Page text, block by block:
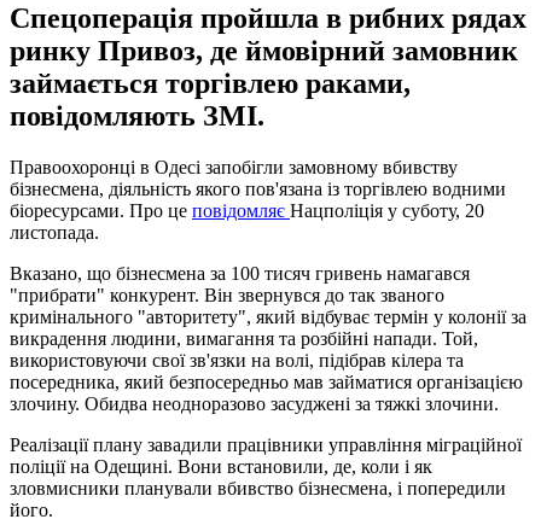
Спецоперація пройшла в рибних рядах
ринку Привоз, де ймовірний замовник
займається торгівлею раками,
повідомляють ЗМІ.
Правоохоронці в Одесі запобігли замовному вбивству
бізнесмена, діяльність якого пов'язана із торгівлею водними
біоресурсами. Про це повідомляє Нацполіція у суботу, 20
листопада.
Вказано, що бізнесмена за 100 тисяч гривень намагався
"прибрати" конкурент. Він звернувся до так званого
кримінального "авторитету", який відбуває термін у колонії за
викрадення людини, вимагання та розбійні напади. Той,
використовуючи свої зв'язки на волі, підібрав кілера та
посередника, який безпосередньо мав займатися організацією
злочину. Обидва неодноразово засуджені за тяжкі злочини.
Реалізації плану завадили працівники управління міграційної
поліції на Одещині. Вони встановили, де, коли і як
зловмисники планували вбивство бізнесмена, і попередили
його.